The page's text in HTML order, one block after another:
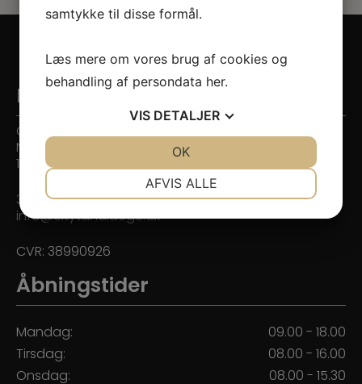
Kontaktinformation
Citytandlægerne
Nygade 7
1164 København K
33 14 52 52
info@citytandlaege.dk
CVR: 38990926
Åbningstider
Mandag:
09.00 - 18.00
Tirsdag:
08.00 - 16.00
Onsdag:
08.00 - 15.30
samtykke til disse formål.
Læs mere om vores brug af cookies og
behandling af persondata her.
VIS DETALJER
AFVIS ALLE
OK